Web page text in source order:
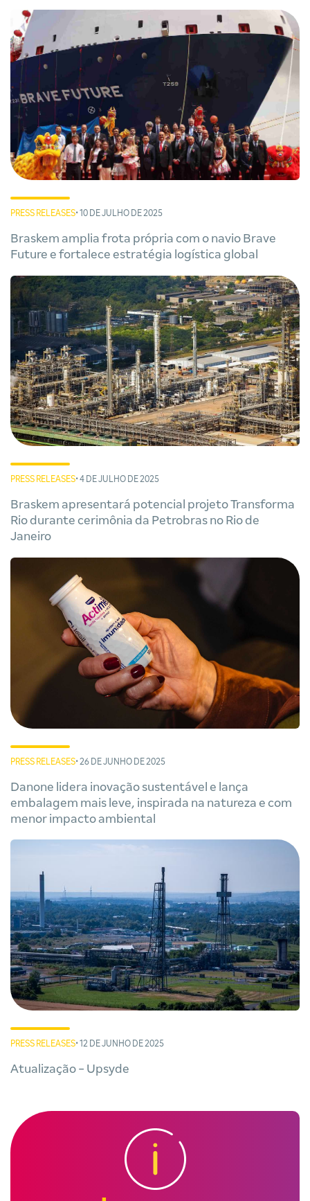
PRESS RELEASES• 10 DE JULHO DE 2025
Braskem amplia frota própria com o navio Brave
Future e fortalece estratégia logística global
PRESS RELEASES• 4 DE JULHO DE 2025
Braskem apresentará potencial projeto Transforma
Rio durante cerimônia da Petrobras no Rio de
Janeiro
PRESS RELEASES• 26 DE JUNHO DE 2025
Danone lidera inovação sustentável e lança
embalagem mais leve, inspirada na natureza e com
menor impacto ambiental
PRESS RELEASES• 12 DE JUNHO DE 2025
Atualização - Upsyde